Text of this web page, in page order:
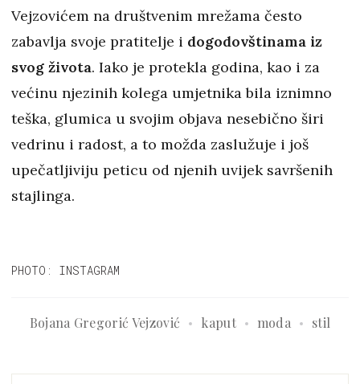
Vejzovićem na društvenim mrežama često
zabavlja svoje pratitelje i dogodovštinama iz
svog života. Iako je protekla godina, kao i za
većinu njezinih kolega umjetnika bila iznimno
teška, glumica u svojim objava nesebično širi
vedrinu i radost, a to možda zaslužuje i još
upečatljiviju peticu od njenih uvijek savršenih
stajlinga.
PHOTO: INSTAGRAM
Bojana Gregorić Vejzović kaput moda stil